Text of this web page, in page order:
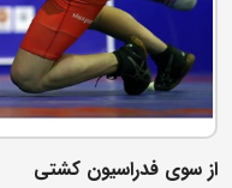
از سوی فدراسیون کشتی